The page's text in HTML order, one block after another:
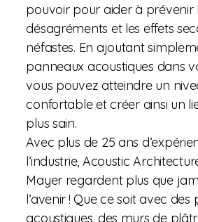
pouvoir pour aider à prévenir
désagréments et les effets
néfastes. En ajoutant
panneaux acoustiques dans
vous pouvez atteindre un
confortable et créer ainsi un
plus sain.
Avec plus de 25 ans
l’industrie, Acoustic
Mayer regardent plus que
l’avenir ! Que ce soit avec des
acoustiques , des murs de